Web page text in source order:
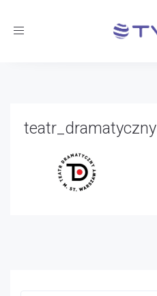
Toggle
teatr_dramatyczny